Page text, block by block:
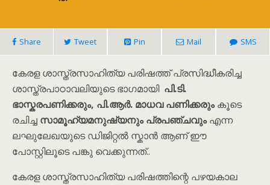
Share Tweet Pin Mail SMS
കേരള ശാസ്ത്രസാഹിത്യ പരിഷത്ത് പ്രസിദ്ധീകരിച്ച
ശാസ്ത്രപാഠാവലിയുടെ ഭാഗമായി പി.ടി.
ഭാസ്കരപണിക്കരും, പി.ആർ. മാധവ പണിക്കരുംകൂടെ
രചിച്ച സാമൂഹ്യമനുഷ്യനും പ്രപഞ്ചവുംഎന്ന
ലഘുലേഖയുടെ ഡിജിറ്റൽ സ്കാൻ ആണ് ഈ
പോസ്റ്റിലൂടെ പങ്കു വെക്കുന്നത്..
കേരള ശാസ്ത്രസാഹിത്യ പരിഷത്തിന്റെ പഴയകാല